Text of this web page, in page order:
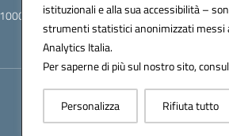
istituzionali e alla sua accessibilità –
strumenti statistici anonimizzati messi
Analytics Italia.
Per saperne di più sul nostro sito,
Personalizza Rifiuta tutto